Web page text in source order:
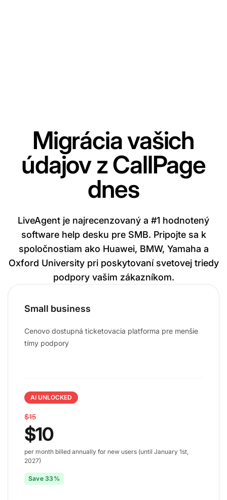
Migrácia vašich
údajov z CallPage
dnes
LiveAgent je najrecenzovaný a #1 hodnotený
software help desku pre SMB. Pripojte sa k
spoločnostiam ako Huawei, BMW, Yamaha a
Oxford University pri poskytovaní svetovej triedy
podpory vašim zákazníkom.
Small business
Cenovo dostupná ticketovacia platforma pre menšie
tímy podpory
AI UNLOCKED
$15
$10
per month billed annually for new users (until January 1st,
2027)
Save 33%